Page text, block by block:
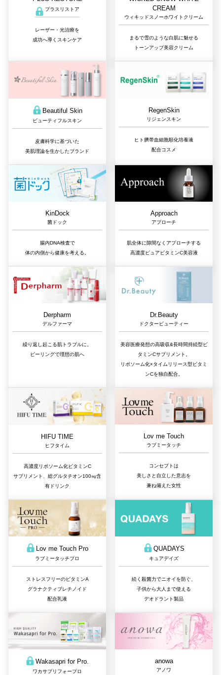
プラスリストア
レーザー・光治療を
成功へ導くスキンケア
CREAM
ウィキッドスノーホワイトクリーム
まるで雪のような白肌に魅せる
トーンアップ美容クリーム
Beautiful Skin
ビューティフルスキン
皮膚科学に基づいた
美肌理論を生かしたブランド
RegenSkin
リジェンスキン
ヒト臍帯血細胞順化培養液
配合コスメ
KinDock
菌ドック
腸内DNA検査で
体の内側から健康を考える。
Approach
アプローチ
肌全体に隙間なくアプローチする
高濃度ピュアビタミンC美容液
Derpharm
デルファーマ
繰り返し起こる肌トラブルに。
ピーリングで理想の肌へ
Dr.Beauty
ドクタービューティー
美容医療発想の高吸収&長時間持続型ビ
タミンCサプリメント。
リポソーム化×タイムリリース型ビタミ
ンCを独自配合。
HIFU TIME
ヒフタイム
高濃度リポソーム化ビタミンC
サプリメント、総グルタチオン100㎎含
有ドリンク
Lov me Touch
ラブミータッチ
コンセプトは
美しさと自立した意志を
兼ね備えた女性
Lov me Touch Pro
ラブミータッチプロ
ストレスフリーのビタミンA
グラナクティブレチノイド
配合乳液
QUADAYS
キュアデイズ
続く殺菌力でニオイを防ぐ、
子供から大人まで使える
デオドラント製品
Wakasapri for Pro.
ワカサプリフォープロ
anowa
アノワ